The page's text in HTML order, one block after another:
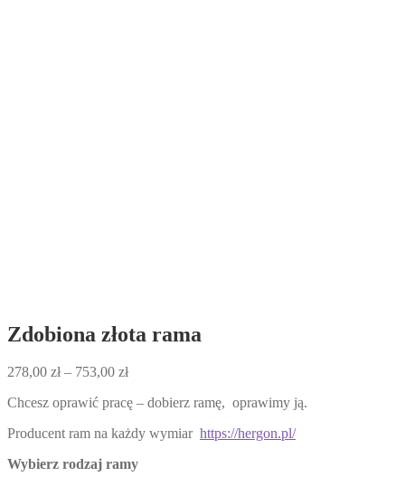
Zdobiona złota rama
278,00 zł – 753,00 złZakres
od
do
Chcesz oprawić pracę – dobierz ramę, oprawimy ją.
Producent ram na każdy wymiar https://hergon.pl/
Wybierz rodzaj ramy